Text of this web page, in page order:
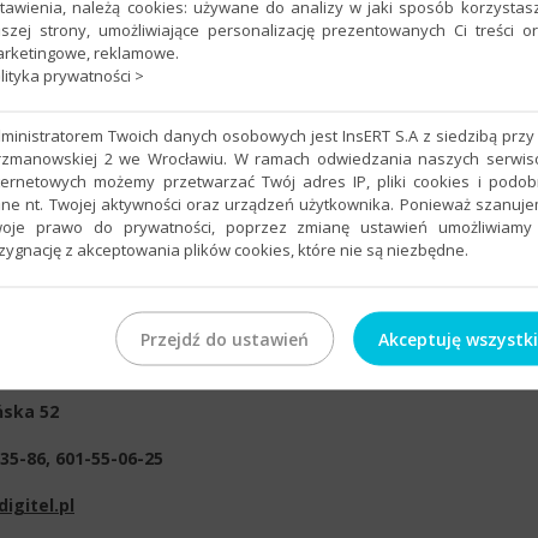
kurs podstawowy lub posiadają ogólną wiedzę z zakresu
uczestnik ma możliwość zdania egzaminu II stopnia
serwisantów oprogramowania firmy InsERT.
52
86, 601-55-06-25
należą cookies: używane do analizy w jaki sposób
strony, umożliwiające personalizację prezentowanych Ci treści
reklamowe.
prywatności >
Twoich danych osobowych jest InsERT S.A z siedzibą przy
2 we Wrocławiu. W ramach odwiedzania naszych
możemy przetwarzać Twój adres IP, pliki cookies i
nt. Twojej aktywności oraz urządzeń użytkownika. Ponieważ
prawo do prywatności, poprzez zmianę ustawień umożliwiamy
z akceptowania plików cookies, które nie są niezbędne.
Przejdź do ustawień Akceptuję